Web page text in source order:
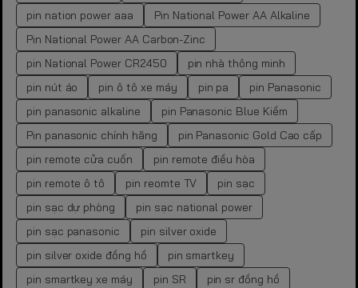
pin nation power aaa
Pin National Power AA Alkaline
Pin National Power AA Carbon-Zinc
pin National Power CR2450
pin nhà thông minh
pin nút áo
pin ô tô xe máy pin pa
pin Panasonic
pin panasonic alkaline
pin Panasonic Blue Kiềm
Pin panasonic chính hãng
pin Panasonic Gold Cao cấp
pin remote cửa cuốn
pin remote điều hòa
pin remote ô tô
pin reomte TV
pin sạc
pin sạc dự phòng
pin sạc national power
pin sạc panasonic
pin silver oxide
pin silver oxide đồng hồ
pin smartkey
pin smartkey xe máy
pin SR
pin sr đồng hồ